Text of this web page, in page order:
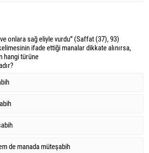
onlara sağ eliyle vurdu” (Saffat (37), 93)
ifade ettiği manalar dikkate alınırsa,
hangi türüne
de manada müteşabih